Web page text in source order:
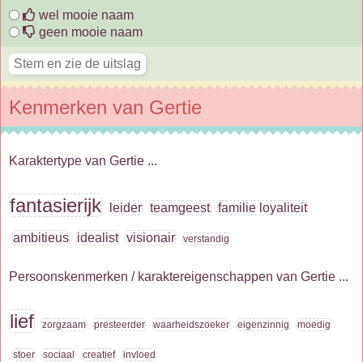
wel mooie naam
geen mooie naam
Kenmerken van Gertie
Karaktertype van Gertie ...
fantasierijk leider teamgeest familie loyaliteit
ambitieus idealist visionair verstandig
Persoonskenmerken / karaktereigenschappen van Gertie ...
lief zorgzaam presteerder waarheidszoeker eigenzinnig moedig
stoer sociaal creatief invloed